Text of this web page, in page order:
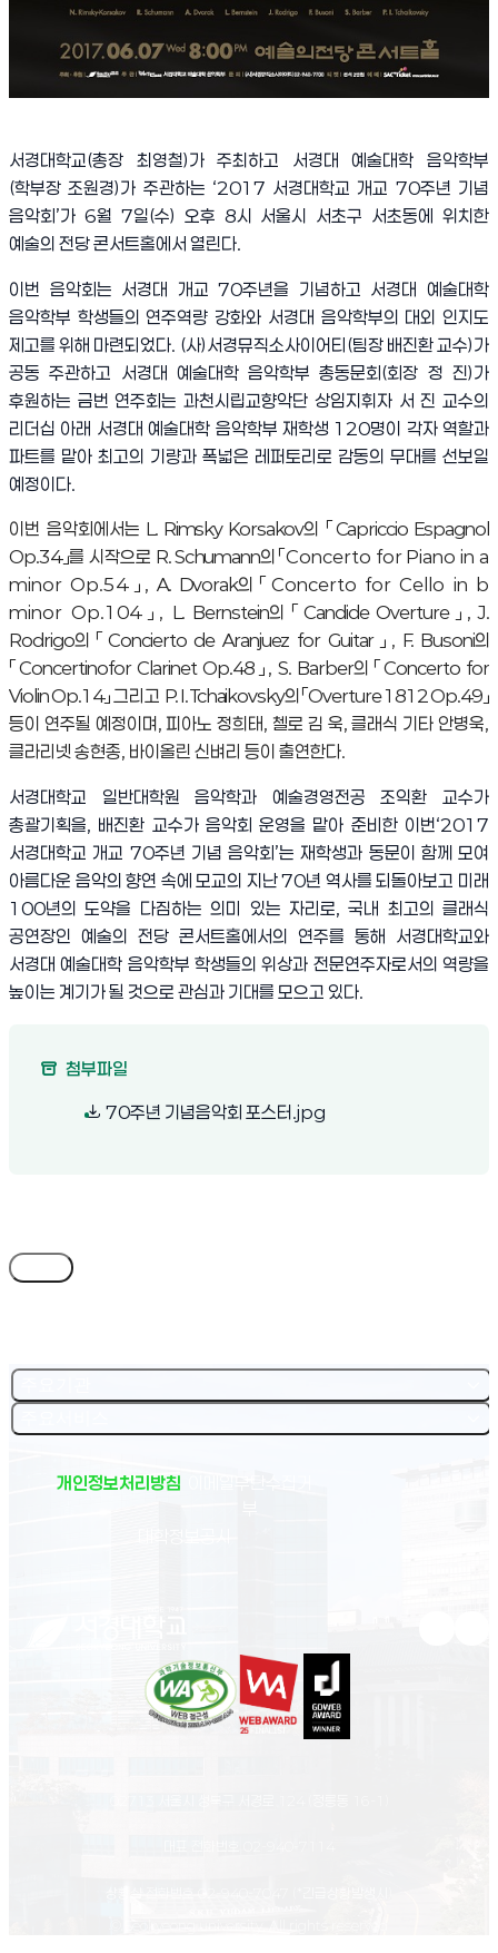
서경대학교(총장 최영철)가 주최하고 서경대 예술대학 음악학부
(학부장 조원경)가 주관하는 ‘2017 서경대학교 개교 70주년 기념
음악회 ’가 6월 7일(수) 오후 8시 서울시 서초구 서초동에 위치한
예술의 전당 콘서트홀에서 열린다.
이번 음악회는 서경대 개교70주년을 기념하고 서경대 예술대학
음악학부 학생들의 연주역량 강화와 서경대 음악학부의 대외 인지도
제고를 위해 마련되었다. (사)서경뮤직소사이어티 (팀장 배진환 교수)가
공동 주관하고 서경대 예술대학 음악학부 총동문회 (회장 정 진)가
후원하는 금번 연주회는 과천시립교향악단 상임지휘자 서 진 교수의
리더십 아래 서경대 예술대학 음악학부 재학생 120명이 각자 역할과
파트를 맡아 최고의 기량과 폭넓은 레퍼토리로 감동의 무대를 선보일
예정이다.
이번 음악회에서는 L. Rimsky Korsakov의 「 Capriccio Espagnol
Op.34」를 시작으로 R. Schumann의 「 Concerto for Piano in a
minor Op.54」 ,A. Dvorak의 「 Concerto for Cello in b
minor Op.104」 , L. Bernstein의 「 Candide Overture」 , J.
Rodrigo의 「Concierto de Aranjuez for Guitar」 , F. Busoni의
「Concertinofor Clarinet Op.48」 , S. Barber의 「Concerto for
Violin Op.14」그리고 P. I. Tchaikovsky의 「Overture 1812 Op.49」
등이 연주될 예정이며 , 피아노 정희태, 첼로 김 욱,클래식 기타 안병욱,
클라리넷 송현종, 바이올린 신벼리 등이 출연한다.
서경대학교 일반대학원 음악학과 예술경영전공 조익환 교수가
총괄기획을, 배진환 교수가 음악회 운영을 맡아 준비한 이번‘2017
서경대학교 개교 70주년 기념 음악회 ’는 재학생과 동문이 함께 모여
아름다운 음악의 향연 속에 모교의 지난70년 역사를 되돌아보고 미래
100년의 도약을 다짐하는 의미 있는 자리로,국내 최고의 클래식
공연장인 예술의 전당 콘서트홀에서의 연주를 통해 서경대학교와
서경대 예술대학 음악학부 학생들의 위상과 전문연주자로서의 역량을
높이는 계기가 될 것으로 관심과 기대를 모으고 있다.
첨부파일
70주년 기념음악회 포스터.jpg
개인정보처리방침